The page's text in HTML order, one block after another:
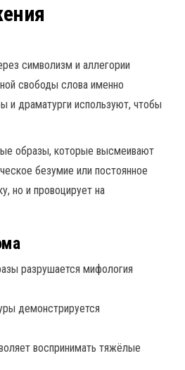
символизм и аллегории
свободы слова именно
и драматурги используют, чтобы
образы, которые высмеивают
безумие или постоянное
но и провоцирует на
разрушается мифология
демонстрируется
воспринимать тяжёлые